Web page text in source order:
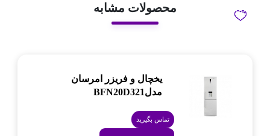
محصولات مشابه
یخچال و فریزر امرسان
مدلBFN20D321
تماس بگیرید